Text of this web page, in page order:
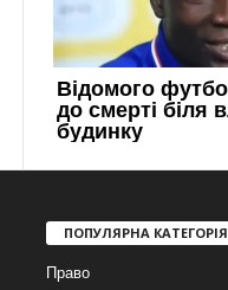
ПОПУЛЯРНА КАТЕГОРІЯ
Право